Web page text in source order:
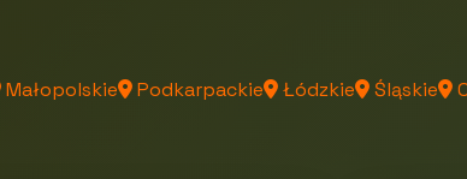
Małopolskie Podkarpackie Łódzkie Śląskie